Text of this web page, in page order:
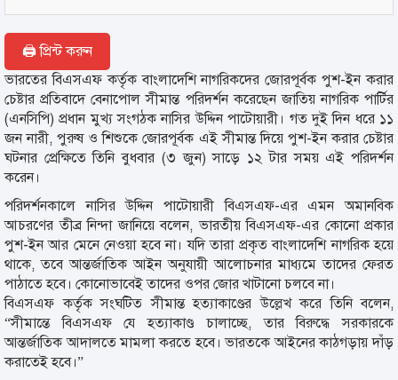
🖨 প্রিন্ট করুন
ভারতের বিএসএফ কর্তৃক বাংলাদেশি নাগরিকদের জোরপূর্বক পুশ-ইন করার
চেষ্টার প্রতিবাদে বেনাপোল সীমান্ত পরিদর্শন করেছেন জাতিয় নাগরিক পার্টির
(এনসিপি) প্রধান মুখ্য সংগঠক নাসির উদ্দিন পাটোয়ারী। গত দুই দিন ধরে ১১
জন নারী, পুরুষ ও শিশুকে জোরপূর্বক এই সীমান্ত দিয়ে পুশ-ইন করার চেষ্টার
ঘটনার প্রেক্ষিতে তিনি বুধবার (৩ জুন) সাড়ে ১২ টার সময় এই পরিদর্শন
করেন।
পরিদর্শনকালে নাসির উদ্দিন পাটোয়ারী বিএসএফ-এর এমন অমানবিক
আচরণের তীব্র নিন্দা জানিয়ে বলেন, ভারতীয় বিএসএফ-এর কোনো প্রকার
পুশ-ইন আর মেনে নেওয়া হবে না। যদি তারা প্রকৃত বাংলাদেশি নাগরিক হয়ে
থাকে, তবে আন্তর্জাতিক আইন অনুযায়ী আলোচনার মাধ্যমে তাদের ফেরত
পাঠাতে হবে। কোনোভাবেই তাদের ওপর জোর খাটানো চলবে না।
বিএসএফ কর্তৃক সংঘটিত সীমান্ত হত্যাকাণ্ডের উল্লেখ করে তিনি বলেন,
“সীমান্তে বিএসএফ যে হত্যাকাণ্ড চালাচ্ছে, তার বিরুদ্ধে সরকারকে
আন্তর্জাতিক আদালতে মামলা করতে হবে। ভারতকে আইনের কাঠগড়ায় দাঁড়
করাতেই হবে।”